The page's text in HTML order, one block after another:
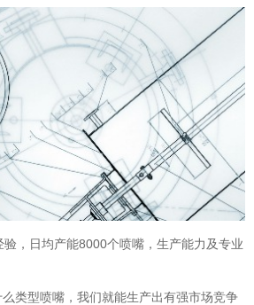
，日均产能8000个喷嘴，生产能力及专业
么类型喷嘴，我们就能生产出有强市场竞争